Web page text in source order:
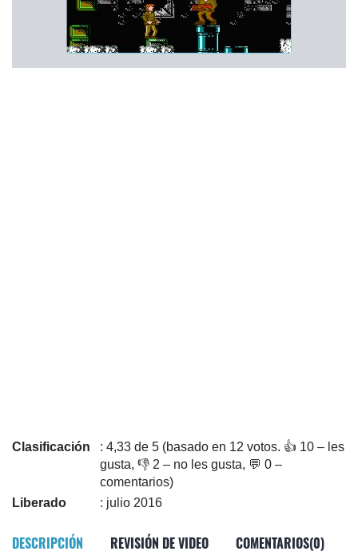
Clasificación
: 4,33 de 5 (basado en 12 votos. 👍 10 – les
gusta, 👎 2 – no les gusta, 💬 0 –
comentarios)
Liberado
: julio 2016
DESCRIPCIÓN REVISIÓN DE VIDEO COMENTARIOS(0)